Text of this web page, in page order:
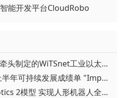
能开发平台CloudRobo
▪ 性能提升5至10倍 我国牵头制定的WiTSnet工业以太网国际标准正式发布
▪ 施耐德电气发布2026上半年可持续发展成绩单 "Impact 2030"路线图开局稳健
▪ 谷歌发布Gemini Robotics 2模型 实现人形机器人全身智能控制突破